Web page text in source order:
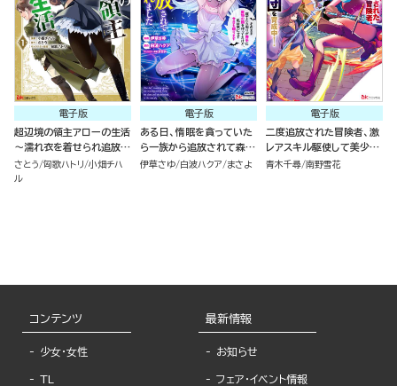
電子版
超辺境の領主アローの生活
～濡れ衣を着せられ追放さ
れましたが、二人の女神と
新生活を送ります～ コミッ
さとう 匈歌ハトリ 小畑チハ
ル
電子版
ある日、惰眠を貪っていた
ら一族から追放されて森に
捨てられました そのまま
伊草さゆ 白波ハクア まさよ
電子版
二度追放された冒険者、激
レアスキル駆使して美少女
軍団を育成中！ コミック版
青木千尋 南野雪花
コンテンツ
少女・女性
TL
最新情報
お知らせ
フェア・イベント情報